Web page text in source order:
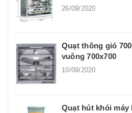
26/09/2020
Quạt thông gió
vuông 700x700
10/09/2020
Quạt hút khói máy